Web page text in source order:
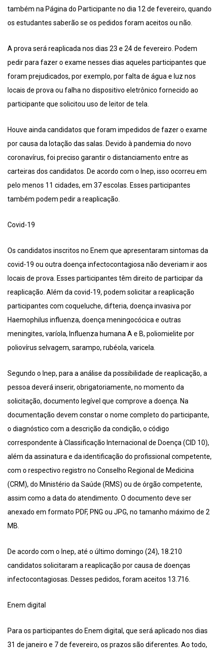
também na Página do Participante no dia 12 de fevereiro, quando
os estudantes saberão se os pedidos foram aceitos ou não.
A prova será reaplicada nos dias 23 e 24 de fevereiro. Podem
pedir para fazer o exame nesses dias aqueles participantes que
foram prejudicados, por exemplo, por falta de água e luz nos
locais de prova ou falha no dispositivo eletrônico fornecido ao
participante que solicitou uso de leitor de tela.
Houve ainda candidatos que foram impedidos de fazer o exame
por causa da lotação das salas. Devido à pandemia do novo
coronavírus, foi preciso garantir o distanciamento entre as
carteiras dos candidatos. De acordo com o Inep, isso ocorreu em
pelo menos 11 cidades, em 37 escolas. Esses participantes
também podem pedir a reaplicação.
Covid-19
Os candidatos inscritos no Enem que apresentaram sintomas da
covid-19 ou outra doença infectocontagiosa não deveriam ir aos
locais de prova. Esses participantes têm direito de participar da
reaplicação. Além da covid-19, podem solicitar a reaplicação
participantes com coqueluche, difteria, doença invasiva por
Haemophilus influenza, doença meningocócica e outras
meningites, varíola, Influenza humana A e B, poliomielite por
poliovírus selvagem, sarampo, rubéola, varicela.
Segundo o Inep, para a análise da possibilidade de reaplicação, a
pessoa deverá inserir, obrigatoriamente, no momento da
solicitação, documento legível que comprove a doença. Na
documentação devem constar o nome completo do participante,
o diagnóstico com a descrição da condição, o código
correspondente à Classificação Internacional de Doença (CID 10),
além da assinatura e da identificação do profissional competente,
com o respectivo registro no Conselho Regional de Medicina
(CRM), do Ministério da Saúde (RMS) ou de órgão competente,
assim como a data do atendimento. O documento deve ser
anexado em formato PDF, PNG ou JPG, no tamanho máximo de 2
MB.
De acordo com o Inep, até o último domingo (24), 18.210
candidatos solicitaram a reaplicação por causa de doenças
infectocontagiosas. Desses pedidos, foram aceitos 13.716.
Enem digital
Para os participantes do Enem digital, que será aplicado nos dias
31 de janeiro e 7 de fevereiro, os prazos são diferentes. Ao todo,